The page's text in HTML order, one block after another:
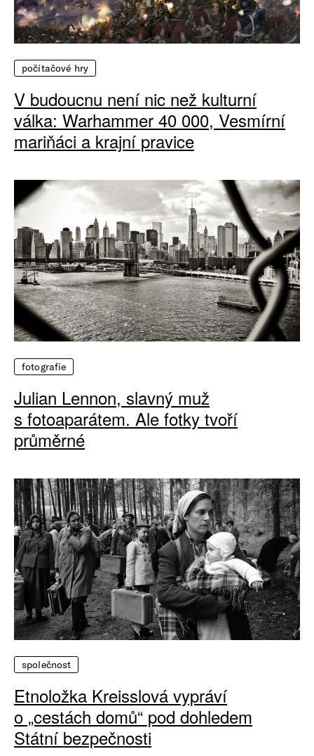
počítačové hry
V budoucnu není nic než kulturní
válka: Warhammer 40 000, Vesmírní
mariňáci a krajní pravice
fotografie
Julian Lennon, slavný muž
s fotoaparátem. Ale fotky tvoří
průměrné
společnost
Etnoložka Kreisslová vypráví
o „cestách domů“ pod dohledem
Státní bezpečnosti